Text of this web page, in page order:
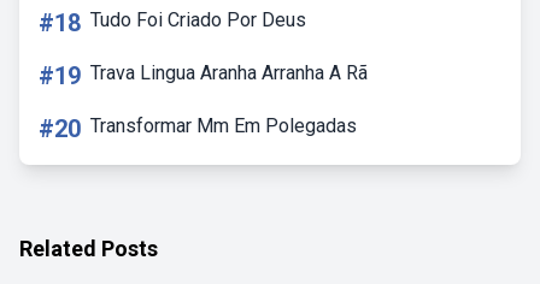
#18 Tudo Foi Criado Por Deus
#19 Trava Lingua Aranha Arranha A Rã
#20 Transformar Mm Em Polegadas
Related Posts